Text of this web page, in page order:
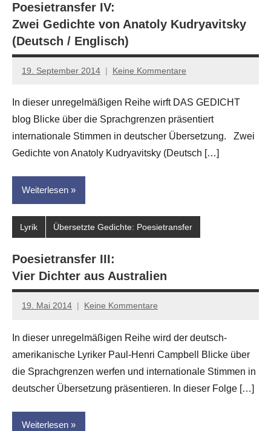
Poesietransfer IV:
Zwei Gedichte von Anatoly Kudryavitsky
(Deutsch / Englisch)
19. September 2014
Anton
Leitner
Keine Kommentare
In dieser unregelmäßigen Reihe wirft DAS GEDICHT
blog Blicke über die Sprachgrenzen präsentiert
internationale Stimmen in deutscher Übersetzung. Zwei
Gedichte von Anatoly Kudryavitsky (Deutsch […]
Weiterlesen
Lyrik Übersetzte Gedichte: Poesietransfer
Poesietransfer III:
Vier Dichter aus Australien
19. Mai 2014
Anton
Leitner
Keine Kommentare
In dieser unregelmäßigen Reihe wird der deutsch-
amerikanische Lyriker Paul-Henri Campbell Blicke über
die Sprachgrenzen werfen und internationale Stimmen in
deutscher Übersetzung präsentieren. In dieser Folge […]
Weiterlesen